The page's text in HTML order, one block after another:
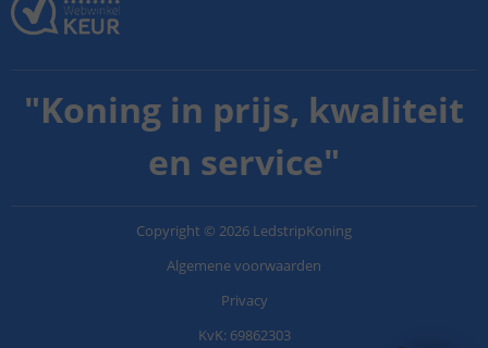
"Koning in prijs, kwaliteit
en service"
Copyright © 2026 LedstripKoning
Algemene voorwaarden
Privacy
KvK: 69862303